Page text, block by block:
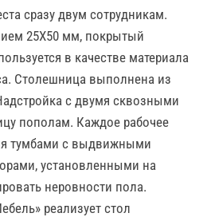
сразу двум сотрудникам.
25Х50 мм, покрытый
в качестве материала
Столешница выполнена из
с двумя сквозными
пополам. Каждое рабочее
тумбами с выдвижными
установленными на
неровности пола.
реализует стол